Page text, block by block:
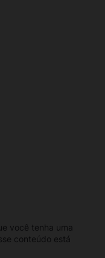
você tenha uma
conteúdo está